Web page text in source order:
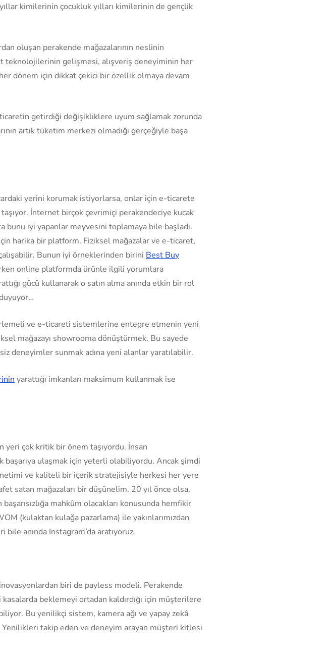
yıllar kimilerinin çocukluk yılları kimilerinin de gençlik
oluşan perakende mağazalarının neslinin
gelişmesi, alışveriş deneyiminin her
dönem için dikkat çekici bir özellik olmaya devam
getirdiği değişikliklere uyum sağlamak zorunda
artık tüketim merkezi olmadığı gerçeğiyle başa
yerini korumak istiyorlarsa, onlar için e-ticarete
İnternet birçok çevrimiçi perakendeciye kucak
bunu iyi yapanlar meyvesini toplamaya bile başladı.
harika bir platform. Fiziksel mağazalar ve e-ticaret,
Bunun iyi örneklerinden birini Best Buy
online platformda ürünle ilgili yorumlara
gücü kullanarak o satın alma anında etkin bir rol
ve e-ticareti sistemlerine entegre etmenin yeni
mağazayı showrooma dönüştürmek. Bu sayede
deneyimler sunmak adına yeni alanlar yaratılabilir.
yarattığı imkanları maksimum kullanmak ise
yeri çok kritik bir önem taşıyordu. İnsan
ulaşmak için yeterli olabiliyordu. Ancak şimdi
ve kaliteli bir içerik stratejisiyle herkesi her yere
satan mağazaları bir düşünelim. 20 yıl önce olsa,
mahkûm olacakları konusunda hemfikir
(kulaktan kulağa pazarlama) ile yakınlarımızdan
anında Instagram’da aratıyoruz.
biri de payless modeli. Perakende
beklemeyi ortadan kaldırdığı için müşterilere
Bu yenilikçi sistem, kamera ağı ve yapay zekâ
takip eden ve deneyim arayan müşteri kitlesi